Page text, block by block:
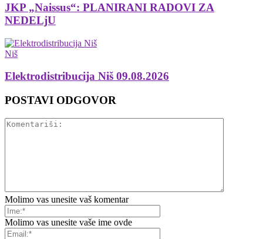
JKP „Naissus“: PLANIRANI RADOVI ZA
NEDELjU
Niš
Elektrodistribucija Niš 09.08.2026
POSTAVI ODGOVOR
Molimo vas unesite vaš komentar
Molimo vas unesite vaše ime ovde